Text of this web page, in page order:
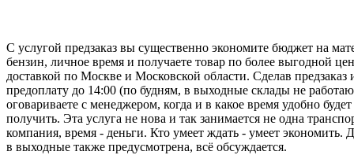
С услугой предзаказ вы существенно экономите бюджет на
бензин, личное время и получаете товар по более выгодной
доставкой по Москве и Московской области. Сделав предзаказ
предоплату до 14:00 (по будням, в выходные склады не
оговариваете с менеджером, когда и в какое время удобно будет
получить. Эта услуга не нова и так занимается не одна
компания, время - деньги. Кто умеет ждать - умеет экономить.
в выходные также предусмотрена, всё обсуждается.